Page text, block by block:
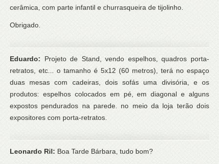
cerâmica, com parte infantil e churrasqueira de tijolinho.
Obrigado.
Eduardo: Projeto de Stand, vendo espelhos, quadros porta-
retratos, etc... o tamanho é 5x12 (60 metros), terá no espaço
duas mesas com cadeiras, dois sofás uma divisória, e os
produtos: espelhos colocados em pé, em diagonal e alguns
expostos pendurados na parede. no meio da loja terão dois
expositores com porta-retratos.
Leonardo Ril: Boa Tarde Bárbara, tudo bom?